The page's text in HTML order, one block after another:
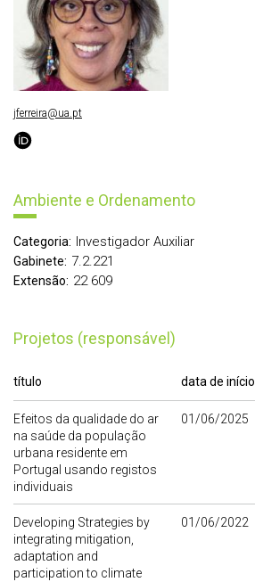
Ambiente e Ordenamento
Categoria: Investigador Auxiliar
Gabinete: 7.2.221
Extensão: 22 609
Projetos (responsável)
título data de início
Efeitos da qualidade do ar
na saúde da população
urbana residente em
Portugal usando registos
individuais
01/06/2025
Developing Strategies by
integrating mitigation,
adaptation and
participation to climate
01/06/2022
jferreira@ua.pt